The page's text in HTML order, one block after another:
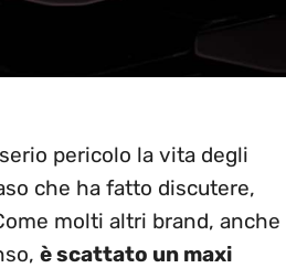
pericolo la vita degli
che ha fatto discutere,
molti altri brand, anche
è scattato un maxi